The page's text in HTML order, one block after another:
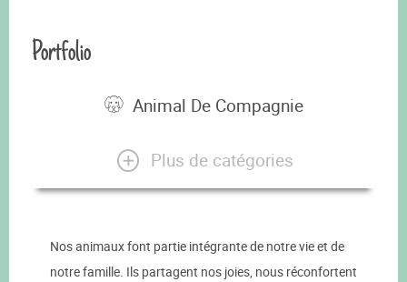
Portfolio
Animal De Compagnie
Plus de catégories
Nos animaux font partie intégrante de notre vie et de
notre famille. Ils partagent nos joies, nous réconfortent